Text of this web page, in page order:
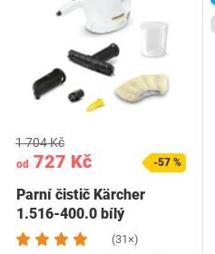
od 727 Kč
1 704 Kč
-57 %
Parní čistič Kärcher
1.516-400.0 bílý
(31×)